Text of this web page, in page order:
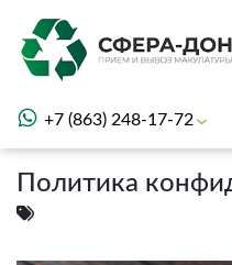
+7 (863) 248-17-72
Политика